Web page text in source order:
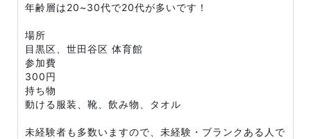
年齢層は20~30代で20代が多いです！
場所
目黒区、世田谷区 体育館
参加費
300円
持ち物
動ける服装、靴、飲み物、タオル
未経験者も多数いますので、未経験・ブランクある人で